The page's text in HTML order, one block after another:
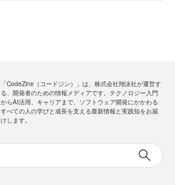
「CodeZine（コードジン）」は、株式会社翔泳社が運営す
る、開発者のための情報メディアです。テクノロジー入門
からAI活用、キャリアまで、ソフトウェア開発にかかわる
すべての人の学びと成長を支える最新情報と実践知をお届
けします。